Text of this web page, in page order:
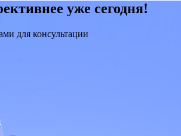
уже сегодня!
для консультации